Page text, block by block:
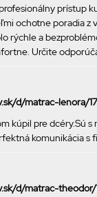
prístup
ochotne poradia z
rýchle a
Určite
d/matrac-lenora/
kúpil pre dcéry.Sú s
komunikácia s
d/matrac-theodor/